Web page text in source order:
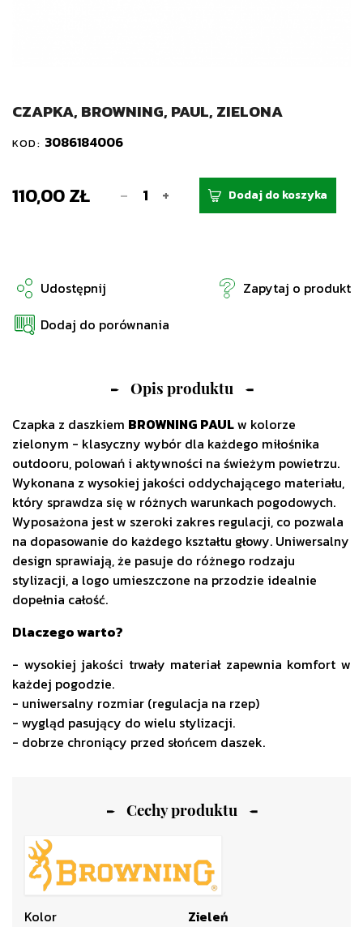
CZAPKA, BROWNING, PAUL, ZIELONA
KOD: 3086184006
110,00 ZŁ - + Dodaj do koszyka
Udostępnij
Zapytaj o produkt
Dodaj do porównania
Cechy produktu
Kolor
Zieleń
Opis produktu
Czapka z daszkiem BROWNING PAULw kolorze
zielonym - klasyczny wybór dla każdego miłośnika
outdooru, polowań i aktywności na świeżym powietrzu.
Wykonana z wysokiej jakości oddychającego materiału,
który sprawdza się w różnych warunkach pogodowych.
Wyposażona jest w szeroki zakres regulacji, co pozwala
na dopasowanie do każdego kształtu głowy. Uniwersalny
design sprawiają, że pasuje do różnego rodzaju
stylizacji, a logo umieszczone na przodzie idealnie
dopełnia całość.
Dlaczego warto?
- wysokiej jakości trwały materiał zapewnia komfort w
każdej pogodzie.
- uniwersalny rozmiar (regulacja na rzep)
- wygląd pasujący do wielu stylizacji.
- dobrze chroniący przed słońcem daszek.